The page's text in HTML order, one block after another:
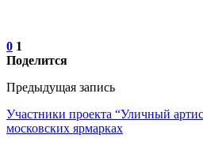
0 1
Поделится
Предыдущая запись
Участники проекта “Уличный
московских ярмарках